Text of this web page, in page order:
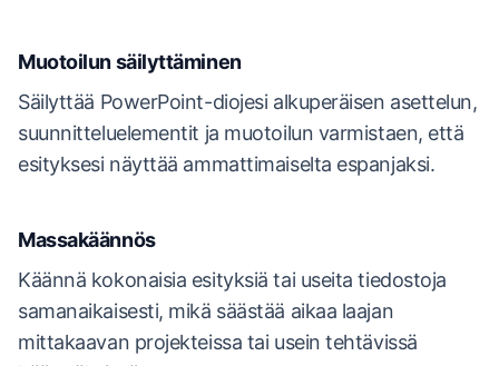
Muotoilun säilyttäminen
Säilyttää PowerPoint-diojesi alkuperäisen asettelun,
suunnitteluelementit ja muotoilun varmistaen, että
esityksesi näyttää ammattimaiselta espanjaksi.
Massakäännös
Käännä kokonaisia esityksiä tai useita tiedostoja
samanaikaisesti, mikä säästää aikaa laajan
mittakaavan projekteissa tai usein tehtävissä